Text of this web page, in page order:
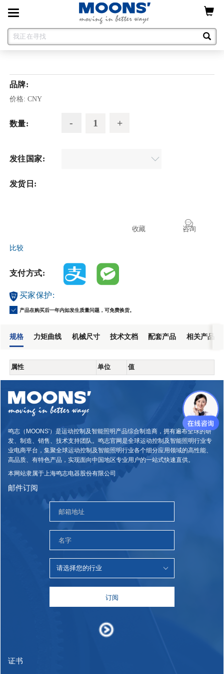
Toggle
navigation
品牌:
价格: CNY
数量:
发往国家:
发货日:
咨询
收藏
比较
支付方式:
买家保护:
产品在购买后一年内如发生质量问题，可免费换货。
规格 力矩曲线 机械尺寸 技术文档 配套产品 相关产品
属性 单位 值
鸣志（MOONS'）是运动控制及智能照明产品综合制造商，拥有遍布全球的研
发、制造、销售、技术支持团队。鸣志官网是全球运动控制及智能照明行业专
业电商平台，集聚全球运动控制及智能照明行业各个细分应用领域的高性能、
高品质、有特色产品，实现面向中国地区专业用户的一站式快速直供。
本网站隶属于上海鸣志电器股份有限公司
邮件订阅
订阅
证书